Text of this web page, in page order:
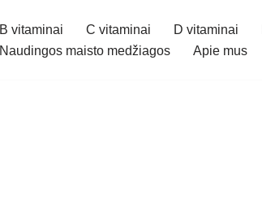
B vitaminai C vitaminai D vitaminai
Naudingos maisto medžiagos
Apie mus